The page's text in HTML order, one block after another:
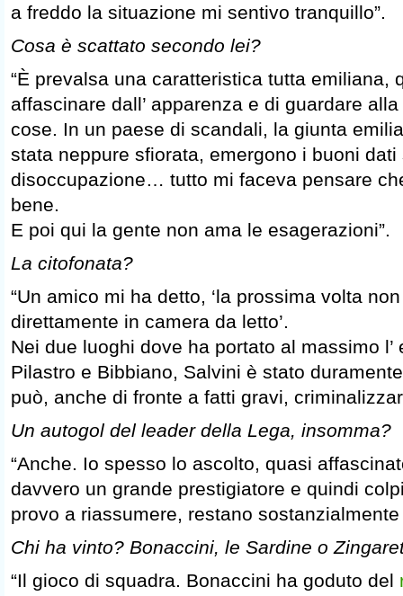
a freddo la situazione mi sentivo tranquillo”.
Cosa è scattato secondo lei?
“È prevalsa una caratteristica tutta emiliana,
affascinare dall’ apparenza e di guardare
cose. In un paese di scandali, la giunta
stata neppure sfiorata, emergono i buoni
disoccupazione… tutto mi faceva pensare
bene.
E poi qui la gente non ama le esagerazioni”.
La citofonata?
“Un amico mi ha detto, ‘la prossima volta
direttamente in camera da letto’.
Nei due luoghi dove ha portato al massimo l’
Pilastro e Bibbiano, Salvini è stato
può, anche di fronte a fatti gravi,
Un autogol del leader della Lega, insomma?
“Anche. Io spesso lo ascolto, quasi
davvero un grande prestigiatore e quindi
provo a riassumere, restano sostanzialmente
Chi ha vinto? Bonaccini, le Sardine o
“Il gioco di squadra. Bonaccini ha goduto del